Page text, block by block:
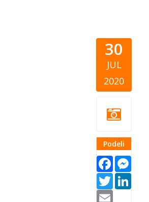
30
JUL
2020
Podeli
Facebook
Twitter